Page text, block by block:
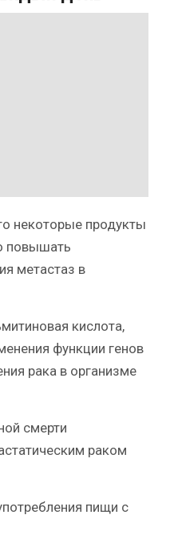
некоторые продукты
повышать
метастаз в
кислота,
функции генов
рака в организме
смерти
раком
пищи с